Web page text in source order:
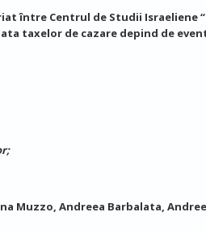
între Centrul de Studii Israeliene
taxelor de cazare depind de
Muzzo, Andreea Barbalata,